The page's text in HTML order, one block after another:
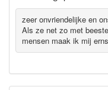
zeer onvriendelijke en
Als ze net zo met
mensen maak ik mij